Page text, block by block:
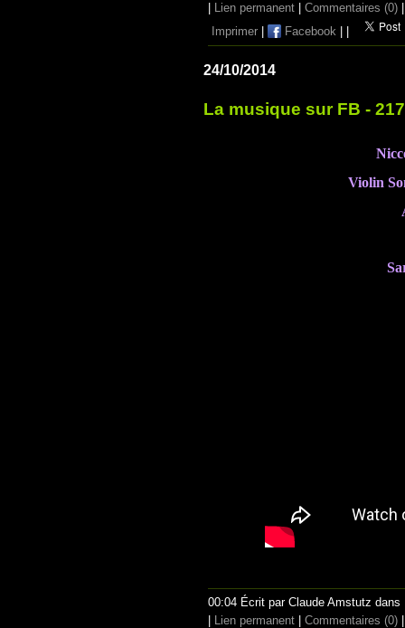
Lien permanent Commentaires (0)
Imprimer
Facebook
24/10/2014
La musique sur FB -
Violin
00:04 Écrit par Claude Amstutz dans
Lien permanent Commentaires (0)